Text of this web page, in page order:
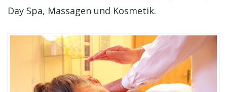
Day Spa, Massagen und Kosmetik.